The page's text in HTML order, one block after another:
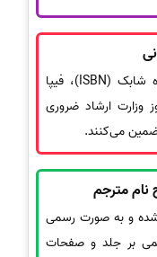
برای انتشار رسمی کتاب، دریافت شماره شابک (ISBN)، فیپا
ارشاد ضروری
می‌کنند.
نام مترجم
شده و به صورت رسمی
بر جلد و صفحات